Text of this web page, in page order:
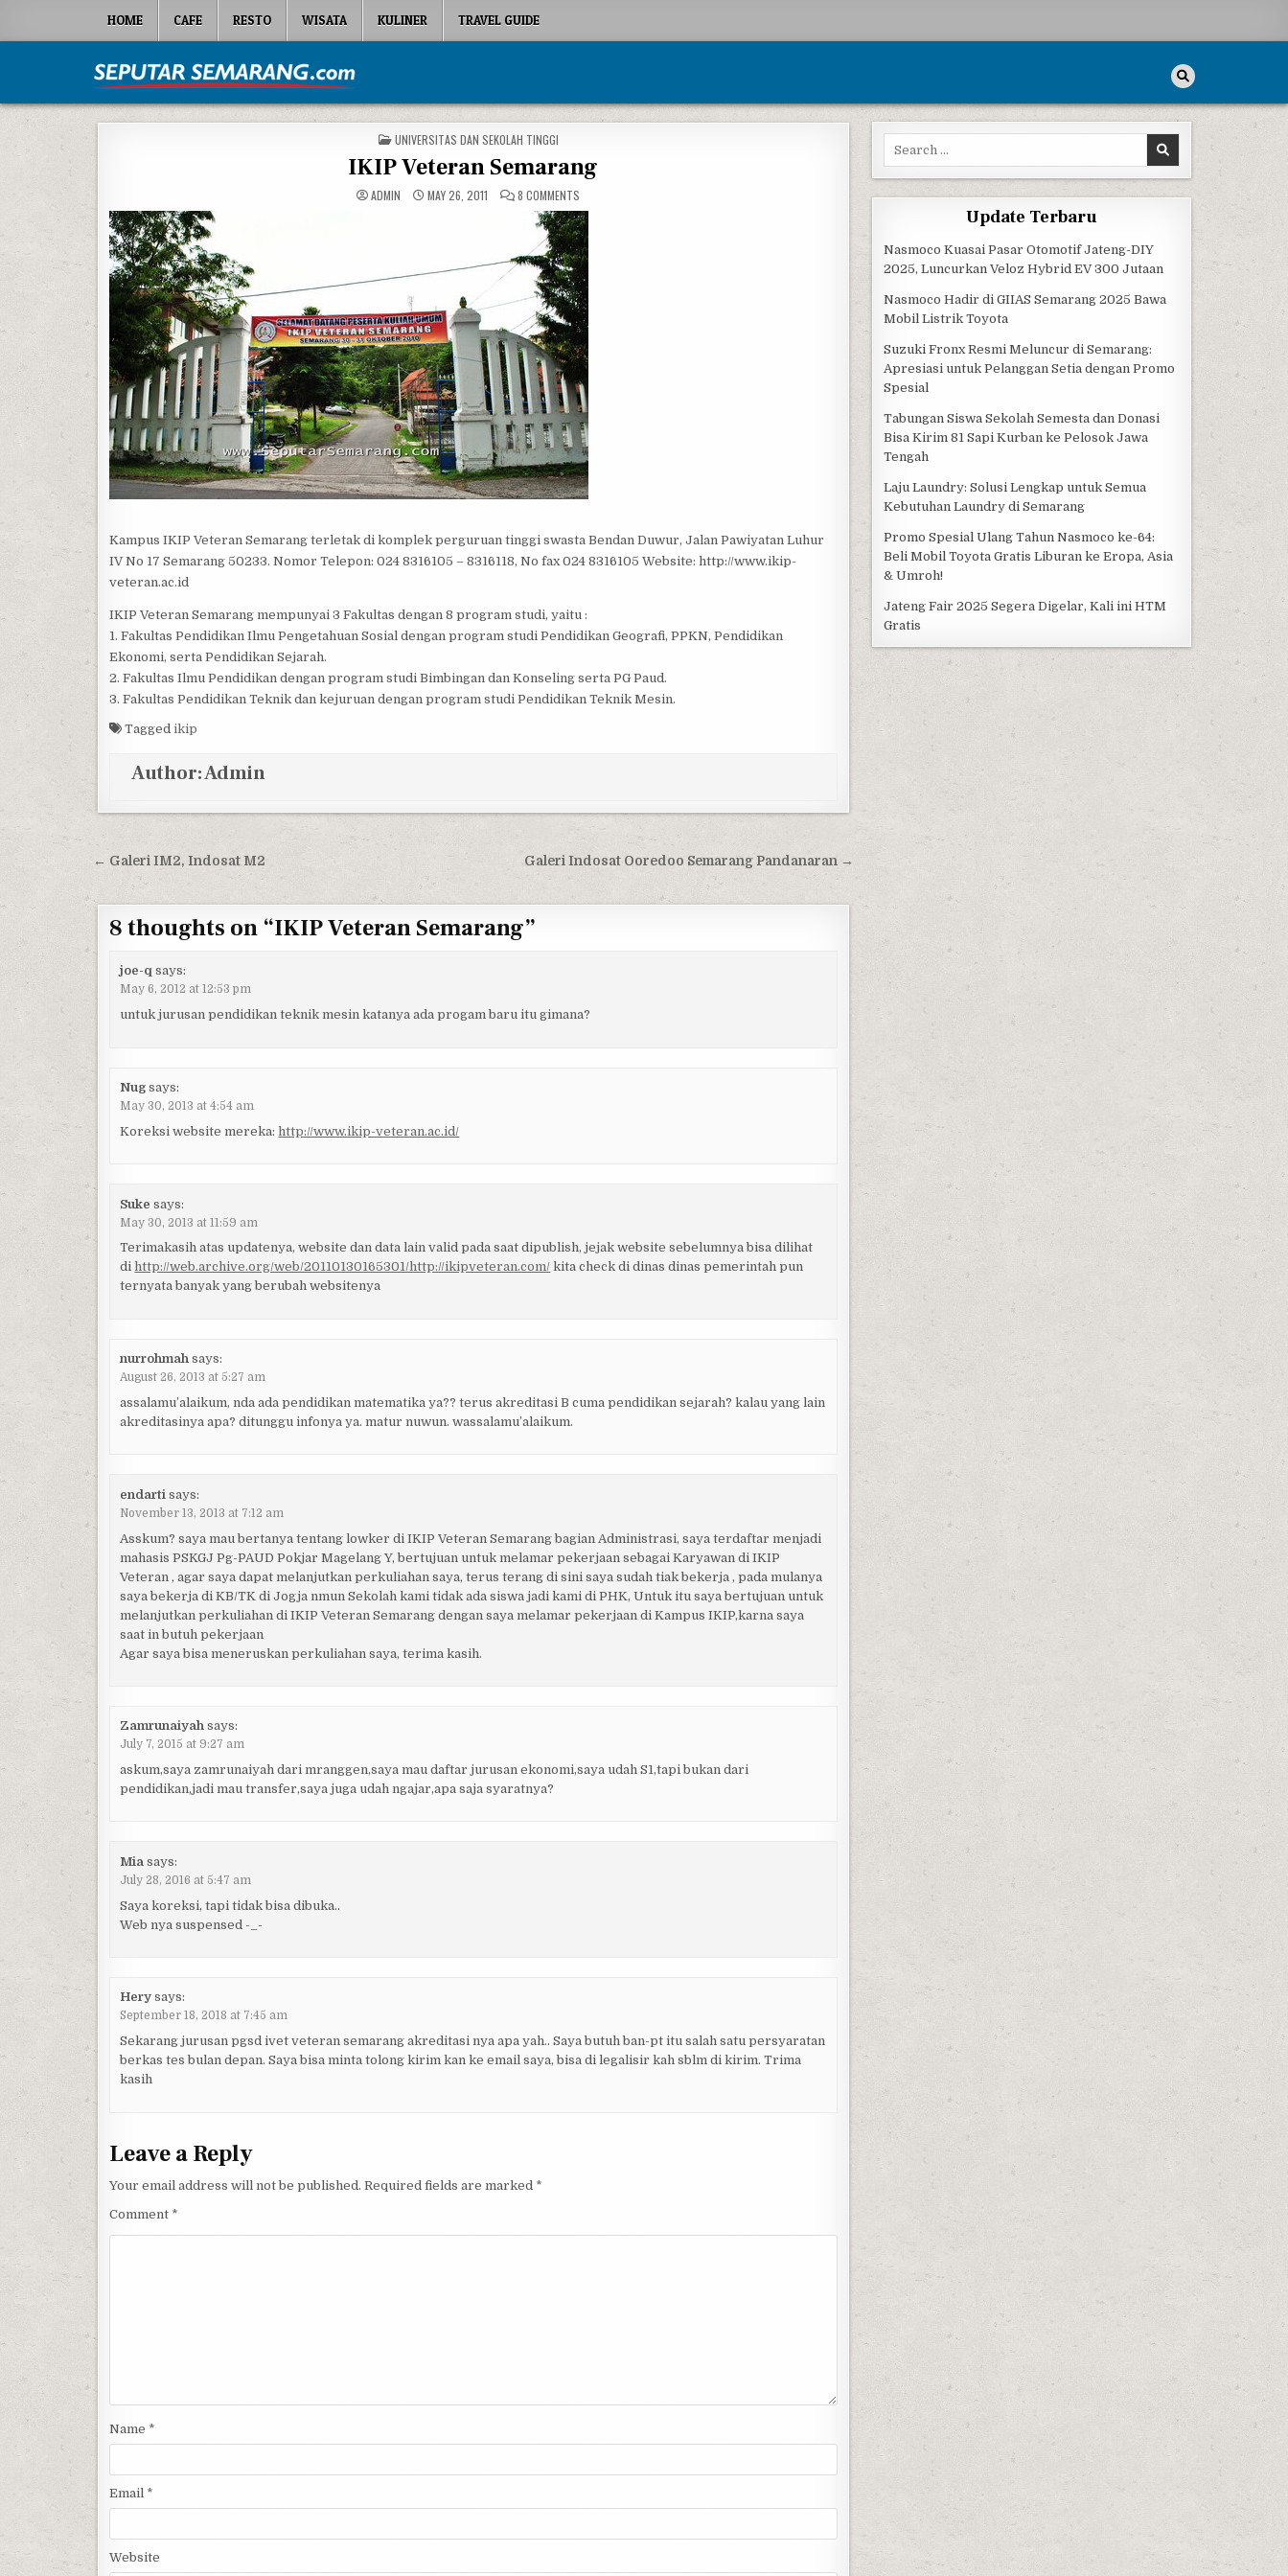
HOME CAFE RESTO WISATA KULINER TRAVEL GUIDE
Seputar Semarang
POSTED IN
UNIVERSITAS DAN SEKOLAH TINGGI
IKIP Veteran Semarang
ADMIN MAY 26, 2011 8 COMMENTS
Kampus IKIP Veteran Semarang terletak di komplek perguruan tinggi swasta Bendan Duwur, Jalan Pawiyatan Luhur
IV No 17 Semarang 50233. Nomor Telepon: 024 8316105 – 8316118, No fax 024 8316105 Website: http://www.ikip-
veteran.ac.id
IKIP Veteran Semarang mempunyai 3 Fakultas dengan 8 program studi, yaitu :
1. Fakultas Pendidikan Ilmu Pengetahuan Sosial dengan program studi Pendidikan Geografi, PPKN, Pendidikan
Ekonomi, serta Pendidikan Sejarah.
2. Fakultas Ilmu Pendidikan dengan program studi Bimbingan dan Konseling serta PG Paud.
3. Fakultas Pendidikan Teknik dan kejuruan dengan program studi Pendidikan Teknik Mesin.
Tagged ikip
Author:Admin
Post navigation Galeri Indosat Ooredoo Semarang Pandanaran →
← Galeri IM2, Indosat M2
8 thoughts on “IKIP Veteran Semarang”
joe-q says:
May 6, 2012 at 12:53 pm
untuk jurusan pendidikan teknik mesin katanya ada progam baru itu gimana?
Nug says:
May 30, 2013 at 4:54 am
Koreksi website mereka:http://www.ikip-veteran.ac.id/
Suke says:
May 30, 2013 at 11:59 am
Terimakasih atas updatenya, website dan data lain valid pada saat dipublish, jejak website sebelumnya bisa dilihat
di http://web.archive.org/web/20110130165301/http://ikipveteran.com/ kita check di dinas dinas pemerintah pun
ternyata banyak yang berubah websitenya
nurrohmah says:
August 26, 2013 at 5:27 am
assalamu’alaikum, nda ada pendidikan matematika ya?? terus akreditasi B cuma pendidikan sejarah? kalau yang lain
akreditasinya apa? ditunggu infonya ya. matur nuwun. wassalamu’alaikum.
endarti says:
November 13, 2013 at 7:12 am
Asskum? saya mau bertanya tentang lowker di IKIP Veteran Semarang bagian Administrasi, saya terdaftar menjadi
mahasis PSKGJ Pg-PAUD Pokjar Magelang Y, bertujuan untuk melamar pekerjaan sebagai Karyawan di IKIP
Veteran , agar saya dapat melanjutkan perkuliahan saya, terus terang di sini saya sudah tiak bekerja , pada mulanya
saya bekerja di KB/TK di Jogja nmun Sekolah kami tidak ada siswa jadi kami di PHK, Untuk itu saya bertujuan untuk
melanjutkan perkuliahan di IKIP Veteran Semarang dengan saya melamar pekerjaan di Kampus IKIP,karna saya
saat in butuh pekerjaan
Agar saya bisa meneruskan perkuliahan saya, terima kasih.
Zamrunaiyah says:
July 7, 2015 at 9:27 am
askum,saya zamrunaiyah dari mranggen,saya mau daftar jurusan ekonomi,saya udah S1,tapi bukan dari
pendidikan,jadi mau transfer,saya juga udah ngajar,apa saja syaratnya?
Mia says:
July 28, 2016 at 5:47 am
Saya koreksi, tapi tidak bisa dibuka..
Web nya suspensed -_-
Hery says:
September 18, 2018 at 7:45 am
Sekarang jurusan pgsd ivet veteran semarang akreditasi nya apa yah.. Saya butuh ban-pt itu salah satu persyaratan
berkas tes bulan depan. Saya bisa minta tolong kirim kan ke email saya, bisa di legalisir kah sblm di kirim. Trima
kasih
Leave a Reply
Your email address will not be published. Required fields are marked *
Comment *
Name *
Email *
Website
Search for:
Update Terbaru
Nasmoco Kuasai Pasar Otomotif Jateng-DIY
2025, Luncurkan Veloz Hybrid EV 300 Jutaan
Nasmoco Hadir di GIIAS Semarang 2025 Bawa
Mobil Listrik Toyota
Suzuki Fronx Resmi Meluncur di Semarang:
Apresiasi untuk Pelanggan Setia dengan Promo
Spesial
Tabungan Siswa Sekolah Semesta dan Donasi
Bisa Kirim 81 Sapi Kurban ke Pelosok Jawa
Tengah
Laju Laundry: Solusi Lengkap untuk Semua
Kebutuhan Laundry di Semarang
Promo Spesial Ulang Tahun Nasmoco ke-64:
Beli Mobil Toyota Gratis Liburan ke Eropa, Asia
& Umroh!
Jateng Fair 2025 Segera Digelar, Kali ini HTM
Gratis